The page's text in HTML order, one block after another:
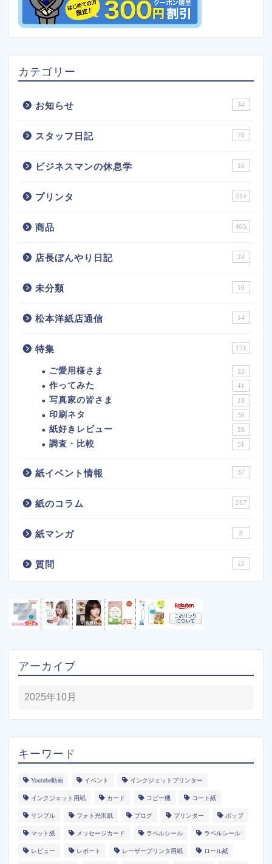
カテゴリー
お知らせ 34
スタッフ日記 78
ビジネスマンの休息学 16
プリンタ 214
商品 405
店長ぼんやり日記 24
未分類 10
松本洋紙店通信 14
特集 171
ご愛用様さま 22
作ってみた 41
写真家の皆さま 18
印刷ネタ 30
紙好きレビュー 28
調査・比較 51
紙イベント情報 37
紙のコラム 217
紙マンガ 8
質問 15
アーカイブ
キーワード
Youtube動画 イベント インクジェットプリンター
インクジェット用紙 カード コピー機 コート紙
サンプル フォト光沢紙 ブログ プリンター ポップ
マット紙 メッセージカード ラベルシール ラベルシール
レビュー レポート レーザープリンタ用紙 ロール紙